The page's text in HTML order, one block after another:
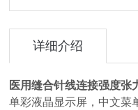
详细介绍
医用缝合针线连接强度张
单彩液晶显示屏，中文菜